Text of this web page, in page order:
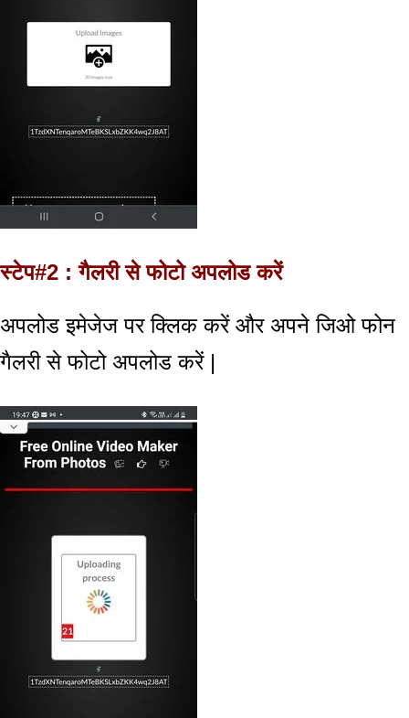
स्टेप#2 : गैलरी से फोटो अपलोड करें
अपलोड इमेजेज पर क्लिक करें और अपने जिओ फोन
गैलरी से फोटो अपलोड करें |